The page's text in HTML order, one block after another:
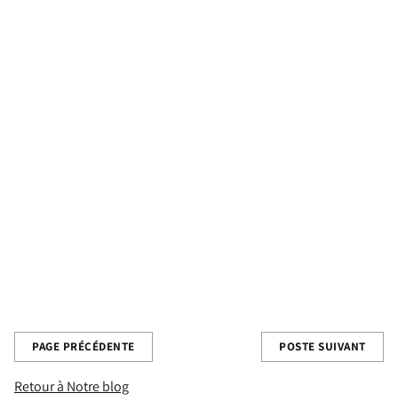
PAGE PRÉCÉDENTE POSTE SUIVANT
Retour à Notre blog